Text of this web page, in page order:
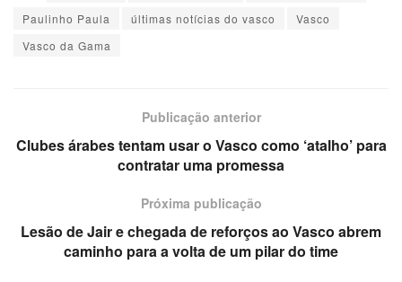
Paulinho Paula últimas notícias do vasco
Vasco
Vasco da Gama
Publicação anterior
Clubes árabes tentam usar o Vasco como ‘atalho’ para
contratar uma promessa
Próxima publicação
Lesão de Jair e chegada de reforços ao Vasco abrem
caminho para a volta de um pilar do time